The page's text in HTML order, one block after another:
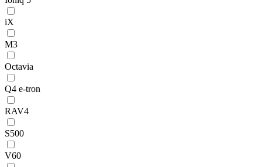
iX
M3
Octavia
Q4 e-tron
RAV4
S500
V60